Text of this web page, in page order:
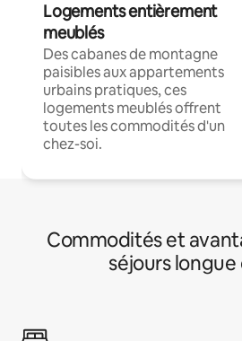
Logements entièrement
meublés
Des cabanes de montagne
paisibles aux appartements
urbains pratiques, ces
logements meublés offrent
toutes les commodités d'un
chez-soi.
Commodités et
séjours